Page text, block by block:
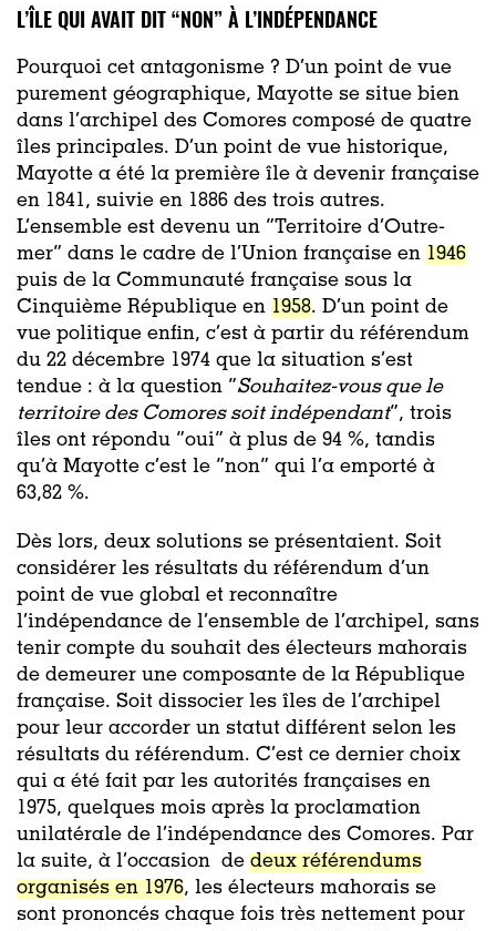
L’ÎLE QUI AVAIT DIT “NON” À L’INDÉPENDANCE
Pourquoi cet antagonisme ? D’un point de vue
purement géographique, Mayotte se situe bien
dans l’archipel des Comores composé de quatre
îles principales. D’un point de vue historique,
Mayotte a été la première île à devenir française
en 1841, suivie en 1886 des trois autres.
L’ensemble est devenu un “Territoire d’Outre-
mer” dans le cadre de l’Union française en 1946
puis de la Communauté française sous la
Cinquième République en 1958. D’un point de
vue politique enfin, c’est à partir du référendum
du 22 décembre 1974 que la situation s’est
tendue : à la question “Souhaitez-vous que le
territoire des Comores soit indépendant”, trois
îles ont répondu “oui” à plus de 94 %, tandis
qu’à Mayotte c’est le “non” qui l’a emporté à
63,82 %.
Dès lors, deux solutions se présentaient. Soit
considérer les résultats du référendum d’un
point de vue global et reconnaître
l’indépendance de l’ensemble de l’archipel, sans
tenir compte du souhait des électeurs mahorais
de demeurer une composante de la République
française. Soit dissocier les îles de l’archipel
pour leur accorder un statut différent selon les
résultats du référendum. C’est ce dernier choix
qui a été fait par les autorités françaises en
1975, quelques mois après la proclamation
unilatérale de l’indépendance des Comores. Par
la suite, à l’occasion de deux référendums
organisés en 1976, les électeurs mahorais se
sont prononcés chaque fois très nettement pour